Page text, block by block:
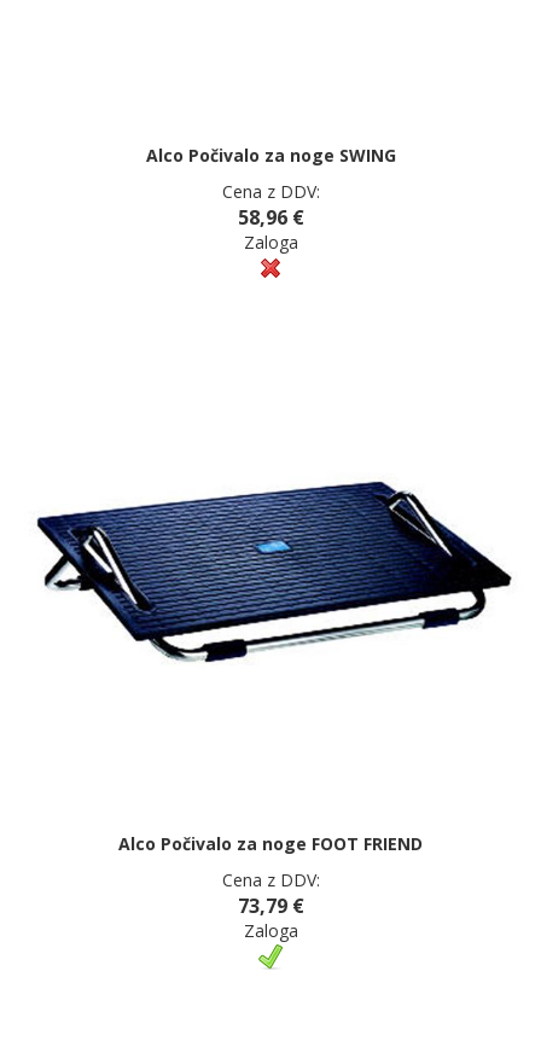
Alco Počivalo za noge SWING
Cena z DDV:
58,96 €
Zaloga
Alco Počivalo za noge FOOT FRIEND
Cena z DDV:
73,79 €
Zaloga